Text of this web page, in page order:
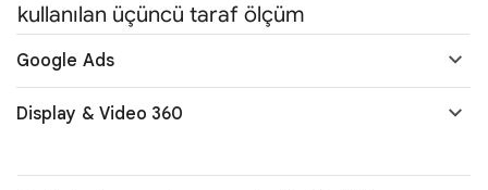
kullanılan üçüncü taraf ölçüm
Google Ads
Display & Video 360